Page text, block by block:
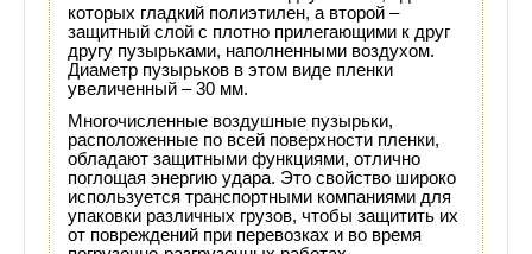
которых гладкий полиэтилен, а второй –
защитный слой с плотно прилегающими к друг
другу пузырьками, наполненными воздухом.
Диаметр пузырьков в этом виде пленки
увеличенный – 30 мм.
Многочисленные воздушные пузырьки,
расположенные по всей поверхности пленки,
обладают защитными функциями, отлично
поглощая энергию удара. Это свойство широко
используется транспортными компаниями для
упаковки различных грузов, чтобы защитить их
от повреждений при перевозках и во время